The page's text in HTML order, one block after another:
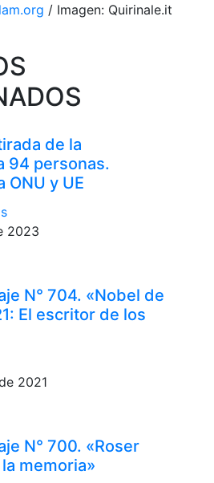
/ Imagen: Quirinale.it
de la
94 personas.
ONU y UE
2023
N° 704. «Nobel de
El escritor de los
2021
N° 700. «Roser
memoria»